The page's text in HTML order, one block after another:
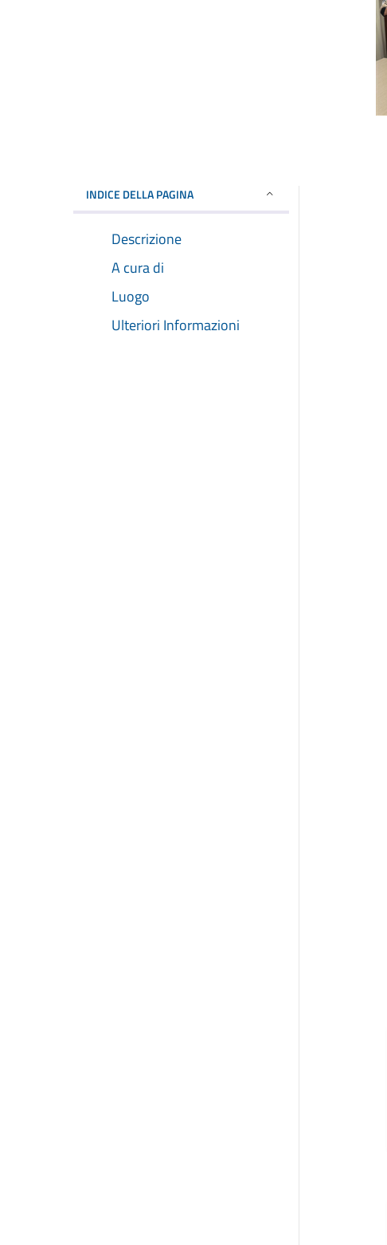
INDICE DELLA PAGINA
Descrizione
A cura di
Luogo
Ulteriori Informazioni